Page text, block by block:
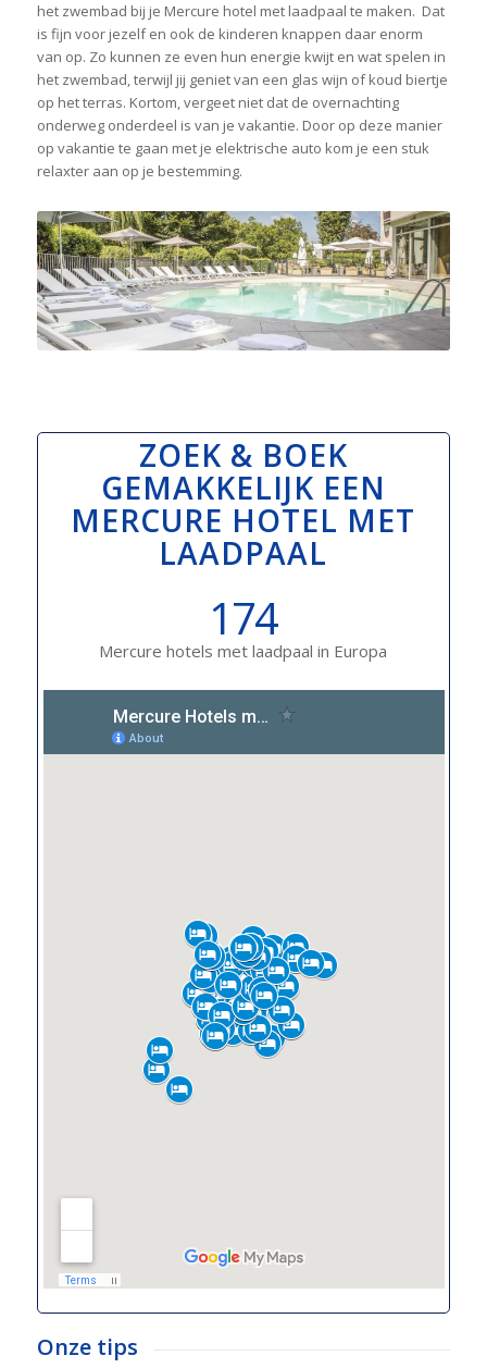
het zwembad bij je Mercure hotel met laadpaal te maken. Dat
is fijn voor jezelf en ook de kinderen knappen daar enorm
van op. Zo kunnen ze even hun energie kwijt en wat spelen in
het zwembad, terwijl jij geniet van een glas wijn of koud biertje
op het terras. Kortom, vergeet niet dat de overnachting
onderweg onderdeel is van je vakantie. Door op deze manier
op vakantie te gaan met je elektrische auto kom je een stuk
relaxter aan op je bestemming.
ZOEK & BOEK
GEMAKKELIJK EEN
MERCURE HOTEL MET
LAADPAAL
174
Mercure hotels met laadpaal in Europa
Onze tips